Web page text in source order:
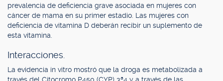
prevalencia de deficiencia grave asociada en mujeres con
cáncer de mama en su primer estadio. Las mujeres con
deficiencia de vitamina D deberán recibir un suplemento de
esta vitamina.
Interacciones.
La evidencia in vitro mostró que la droga es metabolizada a